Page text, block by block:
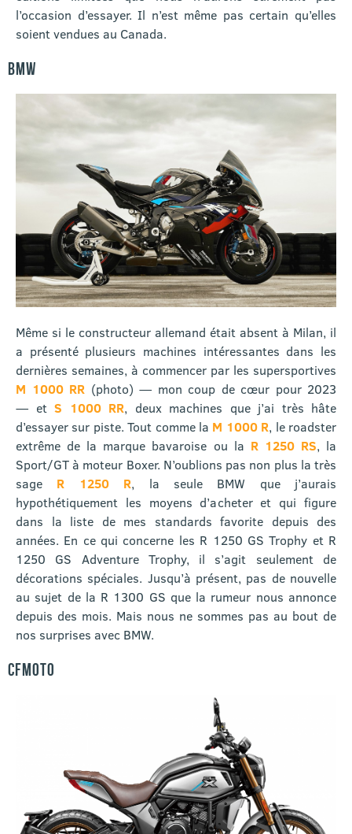
l’occasion d’essayer. Il n’est même pas certain qu’elles
soient vendues au Canada.
BMW
Même si le constructeur allemand était absent à Milan, il
a présenté plusieurs machines intéressantes dans les
dernières semaines, à commencer par les supersportives
M 1000 RR (photo) — mon coup de cœur pour 2023
— et S 1000 RR, deux machines que j’ai très hâte
d’essayer sur piste. Tout comme la M 1000 R, le roadster
extrême de la marque bavaroise ou la R 1250 RS, la
Sport/GT à moteur Boxer. N’oublions pas non plus la très
sage R 1250 R, la seule BMW que j’aurais
hypothétiquement les moyens d’acheter et qui figure
dans la liste de mes standards favorite depuis des
années. En ce qui concerne les R 1250 GS Trophy et R
1250 GS Adventure Trophy, il s’agit seulement de
décorations spéciales. Jusqu’à présent, pas de nouvelle
au sujet de la R 1300 GS que la rumeur nous annonce
depuis des mois. Mais nous ne sommes pas au bout de
nos surprises avec BMW.
CFMOTO